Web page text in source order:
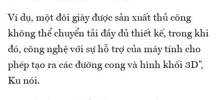
Ví dụ, một đôi giày được sản xuất thủ công
không thể chuyển tải đầy đủ thiết kế, trong khi
đó, công nghệ với sự hỗ trợ của máy tính cho
phép tạo ra các đường cong và hình khối 3D”,
Ku nói.